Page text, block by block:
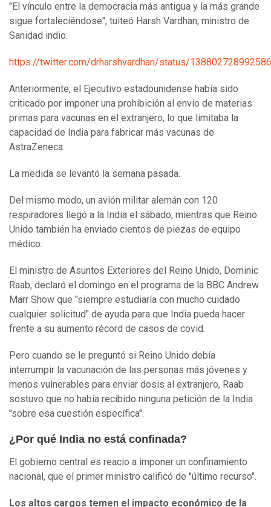
"El vínculo entre la democracia más antigua y la más grande
sigue fortaleciéndose", tuiteó Harsh Vardhan, ministro de
Sanidad indio.
https://twitter.com/drharshvardhan/status/
Anteriormente, el Ejecutivo estadounidense había sido
criticado por imponer una prohibición al envío de materias
primas para vacunas en el extranjero, lo que limitaba la
capacidad de India para fabricar más vacunas de
AstraZeneca.
La medida se levantó la semana pasada.
Del mismo modo, un avión militar alemán con 120
respiradores llegó a la India el sábado, mientras que Reino
Unido también ha enviado cientos de piezas de equipo
médico.
El ministro de Asuntos Exteriores del Reino Unido, Dominic
Raab, declaró el domingo en el programa de la BBC Andrew
Marr Show que "siempre estudiaría con mucho cuidado
cualquier solicitud" de ayuda para que India pueda hacer
frente a su aumento récord de casos de covid.
Pero cuando se le preguntó si Reino Unido debía
interrumpir la vacunación de las personas más jóvenes y
menos vulnerables para enviar dosis al extranjero, Raab
sostuvo que no había recibido ninguna petición de la India
"sobre esa cuestión específica".
¿Por qué India no está confinada?
El gobierno central es reacio a imponer un confinamiento
nacional, que el primer ministro calificó de "último recurso".
Los altos cargos temen el impacto económico de la